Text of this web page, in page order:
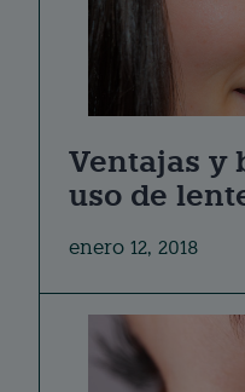
Ventajas y
uso de
enero 12, 2018